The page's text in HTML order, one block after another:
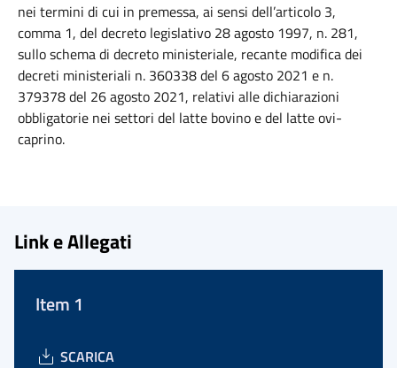
nei termini di cui in premessa, ai sensi dell’articolo 3,
comma 1, del decreto legislativo 28 agosto 1997, n. 281,
sullo schema di decreto ministeriale, recante modifica dei
decreti ministeriali n. 360338 del 6 agosto 2021 e n.
379378 del 26 agosto 2021, relativi alle dichiarazioni
obbligatorie nei settori del latte bovino e del latte ovi-
caprino.
Link e Allegati
Item 1
SCARICA